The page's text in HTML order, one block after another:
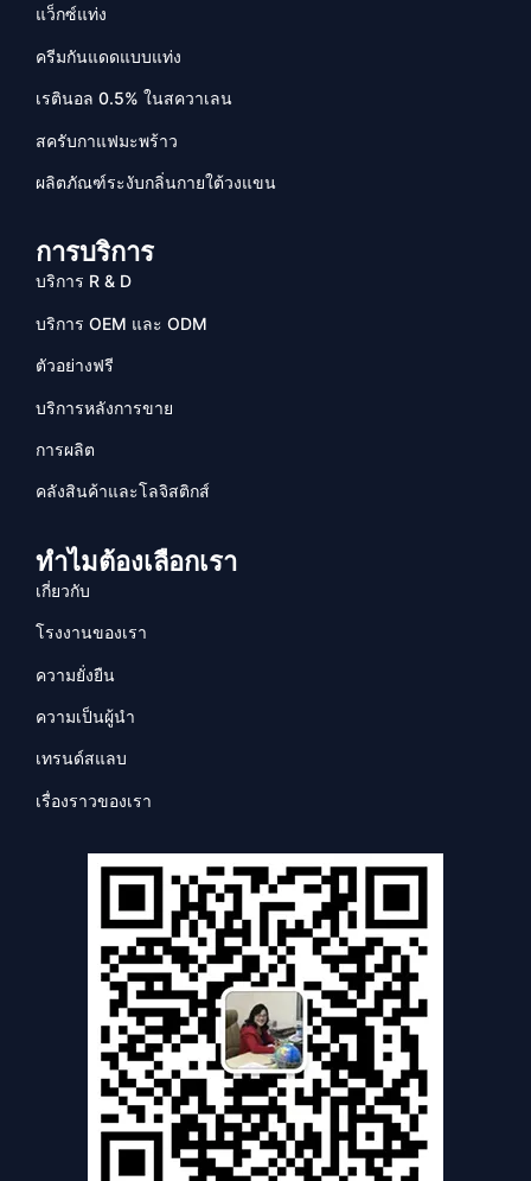
แว็กซ์แท่ง
ครีมกันแดดแบบแท่ง
เรตินอล 0.5% ในสควาเลน
สครับกาแฟมะพร้าว
ผลิตภัณฑ์ระงับกลิ่นกายใต้วงแขน
การบริการ
บริการ R & D
บริการ OEM และ ODM
ตัวอย่างฟรี
บริการหลังการขาย
การผลิต
คลังสินค้าและโลจิสติกส์
ทำไมต้องเลือกเรา
เกี่ยวกับ
โรงงานของเรา
ความยั่งยืน
ความเป็นผู้นำ
เทรนด์สแลบ
เรื่องราวของเรา